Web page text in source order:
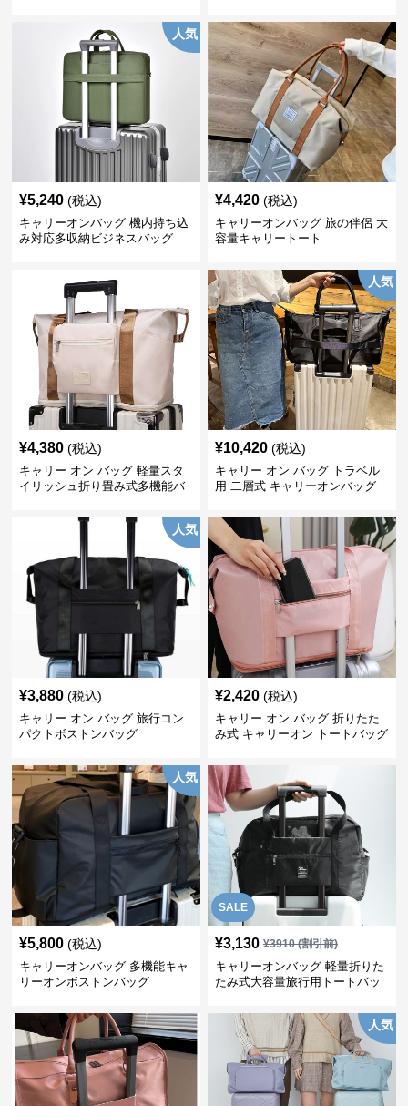
人気
¥5,240 (税込)
キャリーオンバッグ 機内持ち込
み対応多収納ビジネスバッグ
¥4,420 (税込)
キャリーオンバッグ 旅の伴侶 大
容量キャリートート
¥4,380 (税込)
キャリー オン バッグ 軽量スタ
イリッシュ折り畳み式多機能バ
人気
¥10,420 (税込)
キャリー オン バッグ トラベル
用 二層式 キャリーオンバッグ
人気
¥3,880 (税込)
キャリー オン バッグ 旅行コン
パクトボストンバッグ
¥2,420 (税込)
キャリー オン バッグ 折りたた
み式 キャリーオン トートバッグ
人気
¥5,800 (税込)
キャリーオンバッグ 多機能キャ
リーオンボストンバッグ
SALE
¥3,130 ¥3910(割引前)
キャリーオンバッグ 軽量折りた
たみ式大容量旅行用トートバッ
人気